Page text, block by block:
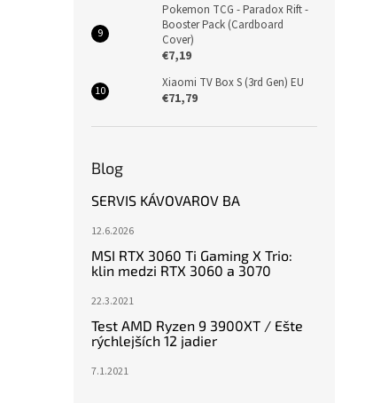
Pokemon TCG - Paradox Rift -
Booster Pack (Cardboard
Cover)
€7,19
Xiaomi TV Box S (3rd Gen) EU
€71,79
Blog
SERVIS KÁVOVAROV BA
12.6.2026
MSI RTX 3060 Ti Gaming X Trio:
klin medzi RTX 3060 a 3070
22.3.2021
Test AMD Ryzen 9 3900XT / Ešte
rýchlejších 12 jadier
7.1.2021